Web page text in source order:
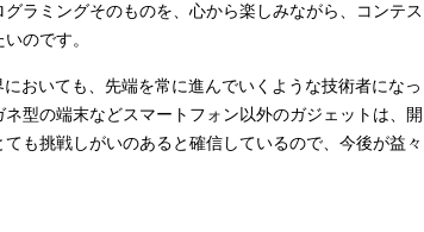
ラミングそのものを、心から楽しみながら、コンテス
のです。
おいても、先端を常に進んでいくような技術者になっ
型の端末などスマートフォン以外のガジェットは、開
も挑戦しがいのあると確信しているので、今後が益々